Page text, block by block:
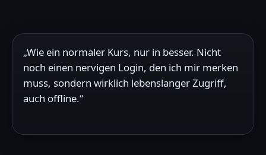
„Wie ein normaler Kurs, nur in besser. Nicht
noch einen nervigen Login, den ich mir merken
muss, sondern wirklich lebenslanger Zugriff,
auch offline.“